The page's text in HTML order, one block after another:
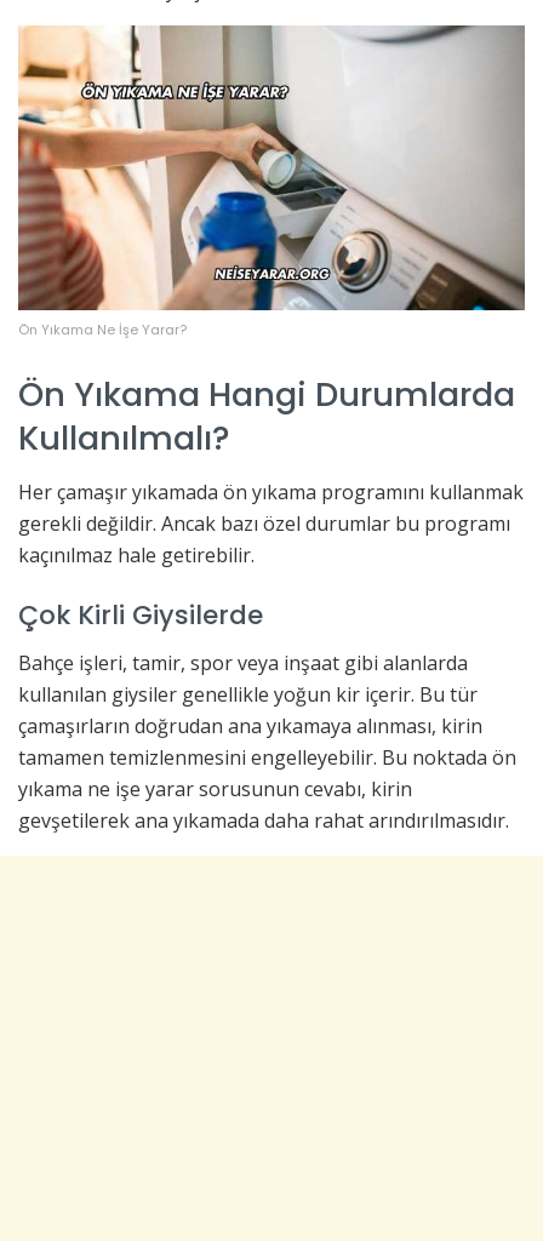
Ön Yıkama Ne İşe Yarar?
Ön Yıkama Hangi Durumlarda
Kullanılmalı?
Her çamaşır yıkamada ön yıkama programını kullanmak
gerekli değildir. Ancak bazı özel durumlar bu programı
kaçınılmaz hale getirebilir.
Çok Kirli Giysilerde
Bahçe işleri, tamir, spor veya inşaat gibi alanlarda
kullanılan giysiler genellikle yoğun kir içerir. Bu tür
çamaşırların doğrudan ana yıkamaya alınması, kirin
tamamen temizlenmesini engelleyebilir. Bu noktada ön
yıkama ne işe yarar sorusunun cevabı, kirin
gevşetilerek ana yıkamada daha rahat arındırılmasıdır.